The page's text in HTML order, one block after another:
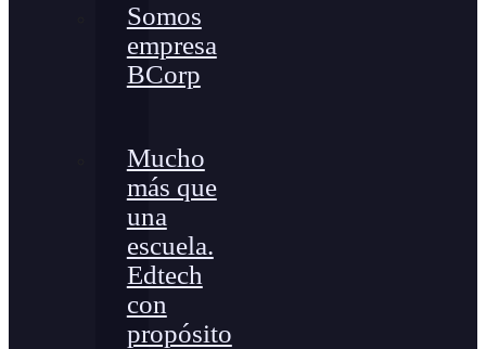
Somos
empresa
BCorp
Mucho
más que
una
escuela.
Edtech
con
propósito